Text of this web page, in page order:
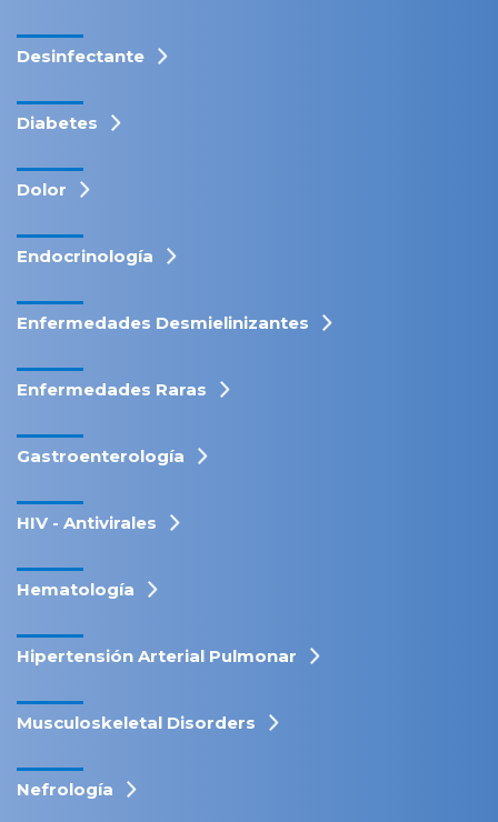
Desinfectante
Diabetes
Dolor
Endocrinología
Enfermedades Desmielinizantes
Enfermedades Raras
Gastroenterología
HIV - Antivirales
Hematología
Hipertensión Arterial Pulmonar
Musculoskeletal Disorders
Nefrología